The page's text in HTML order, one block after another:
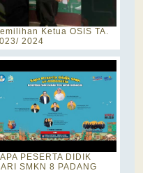
Ketua OSIS TA.
2024
PESERTA DIDIK
SMKN 8 PADANG